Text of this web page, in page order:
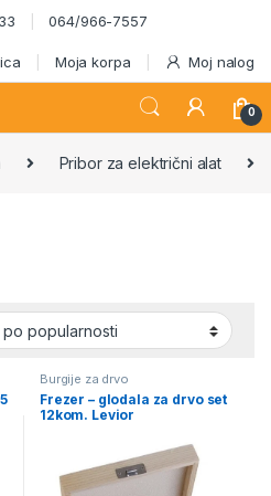
064/966-7557
Moja korpa Moj nalog
0
Pribor za električni alat
po popularnosti
Burgije za drvo
Frezer – glodala za drvo set
12kom. Levior